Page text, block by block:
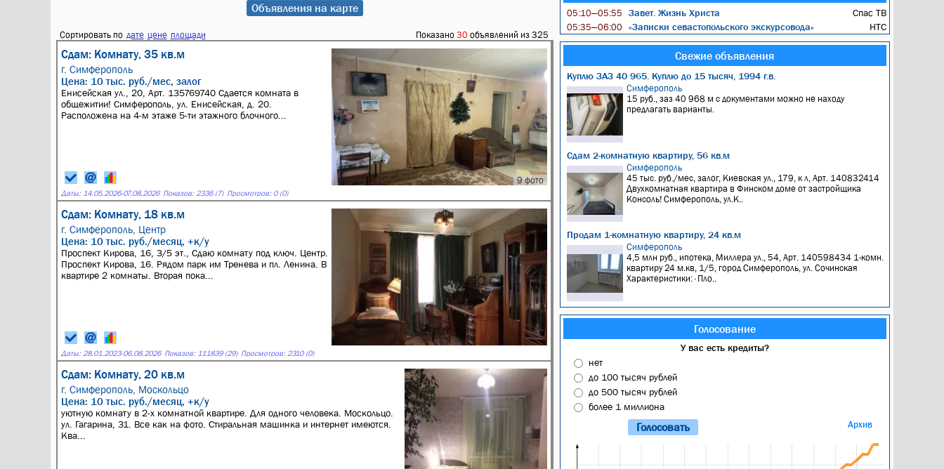
Объявления на карте
Сортировать по дате цене площади Показано 30 объявлений из 325
Сдам: Комнату, 35 кв.м
г. Симферополь
9 фото
Цена: 10 тыс. руб./мес, залог
Енисейская ул., 20, Арт. 135769740 Сдается комната в
общежитии! Симферополь, ул. Енисейская, д. 20.
Расположена на 4-м этаже 5-ти этажного блочного...
Даты: 14.05.2026-07.08.2026 Показов: 2336 (7) Просмотров: 0 (0)
Сдам: Комнату, 18 кв.м
г. Симферополь, Центр
Цена: 10 тыс. руб./месяц, +к/у
Проспект Кирова, 16, 3/5 эт., Сдаю комнату под ключ. Центр.
Проспект Кирова, 16. Рядом парк им Тренева и пл. Ленина. В
квартире 2 комнаты. Вторая пока...
Даты: 28.01.2023-06.08.2026 Показов: 111839 (29) Просмотров: 2310 (0)
Сдам: Комнату, 20 кв.м
г. Симферополь, Москольцо
Цена: 10 тыс. руб./месяц, +к/у
уютную комнату в 2-х комнатной квартире. Для одного человека. Москольцо.
ул. Гагарина, 31. Все как на фото. Стиральная машинка и интернет имеются.
Ква...
05:10—05:55 Завет. Жизнь Христа Спас ТВ
05:35—06:00 «Записки севастопольского экскурсовода» НТС
Свежие объявления
Куплю ЗАЗ 40 965. Куплю до 15 тысяч, 1994 г.в.
Симферополь
15 руб., заз 40 968 м с документами можно не находу
предлагать варианты.
Сдам 2-комнатную квартиру, 56 кв.м
Симферополь
45 тыс. руб./мес, залог, Киевская ул., 179, к л, Арт. 140832414
Двухкомнатная квартира в Финском доме от застройщика
Консоль! Симферополь, ул.К..
Продам 1-комнатную квартиру, 24 кв.м
Симферополь
4,5 млн руб., ипотека, Миллера ул., 54, Арт. 140598434 1-комн.
квартиру 24 м.кв, 1/5, город Симферополь, ул. Сочинская
Характеристики: · Пло..
Голосование
У вас есть кредиты?
нет
до 100 тысяч рублей
до 500 тысяч рублей
более 1 миллиона
Архив